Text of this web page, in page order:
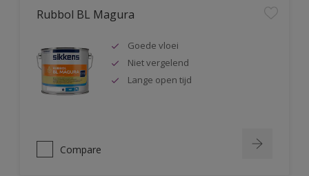
Rubbol BL Magura
Goede vloei
Niet vergelend
Lange open tijd
Compare